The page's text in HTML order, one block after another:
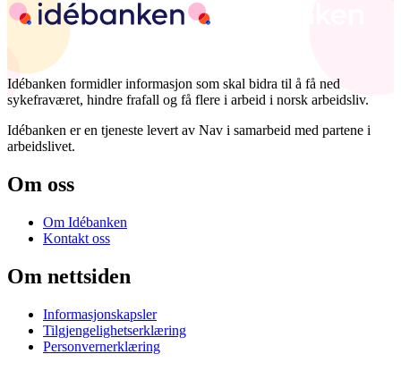
Idébanken formidler informasjon som skal bidra til å få ned
sykefraværet, hindre frafall og få flere i arbeid i norsk arbeidsliv.
Idébanken er en tjeneste levert av Nav i samarbeid med partene i
arbeidslivet.
Om oss
Om Idébanken
Kontakt oss
Om nettsiden
Informasjonskapsler
Tilgjengelighetserklæring
Personvernerklæring